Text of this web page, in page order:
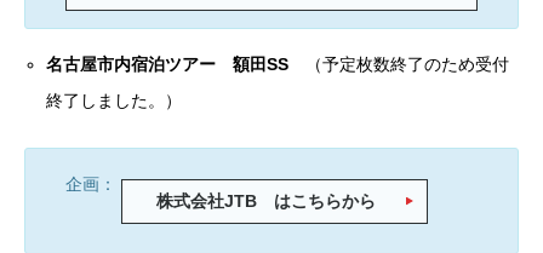
名古屋市内宿泊ツアー 額田SS （予定枚数終了のため受付
終了しました。）
企画：
株式会社JTB はこちらから